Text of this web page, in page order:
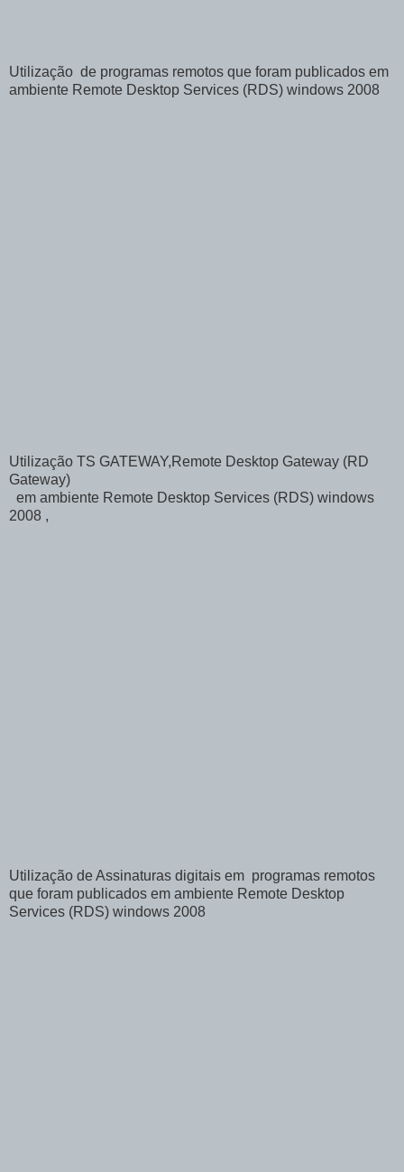
Utilização de programas remotos que foram publicados em
ambiente Remote Desktop Services (RDS) windows 2008
Utilização TS GATEWAY,Remote Desktop Gateway (RD
Gateway)
em ambiente Remote Desktop Services (RDS) windows
2008 ,
Utilização de Assinaturas digitais em programas remotos
que foram publicados em ambiente Remote Desktop
Services (RDS) windows 2008